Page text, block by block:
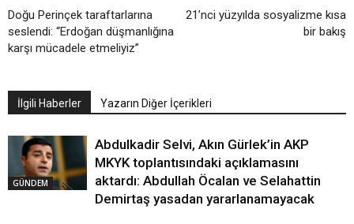
Doğu Perinçek taraftarlarına
seslendi: “Erdoğan düşmanlığına
karşı mücadele etmeliyiz”
21’nci yüzyılda sosyalizme kısa
bir bakış
İlgili Haberler Yazarın Diğer İçerikleri
GÜNDEM
Abdulkadir Selvi, Akın Gürlek’in AKP
MKYK toplantısındaki açıklamasını
aktardı: Abdullah Öcalan ve Selahattin
Demirtaş yasadan yararlanamayacak